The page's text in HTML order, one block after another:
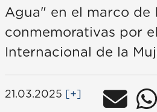
Agua" en el marco de
conmemorativas por
Internacional de la
21.03.2025 [+]